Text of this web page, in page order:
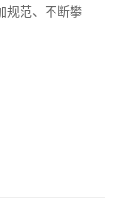
规范、不断攀